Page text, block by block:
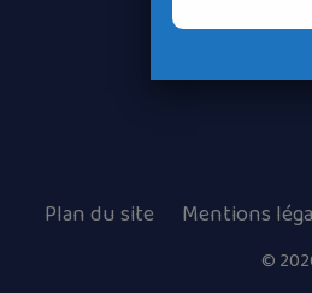
Plan du site Mentions
©